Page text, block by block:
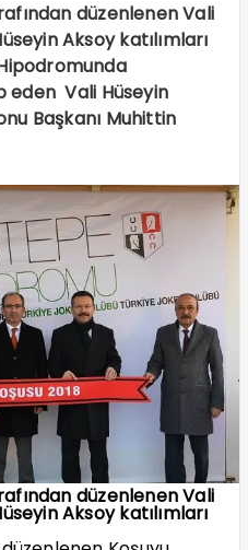
düzenlenen Vali
Aksoy katılımları
eden Vali Hüseyin
Başkanı Muhittin
düzenlenen Vali
Aksoy katılımları